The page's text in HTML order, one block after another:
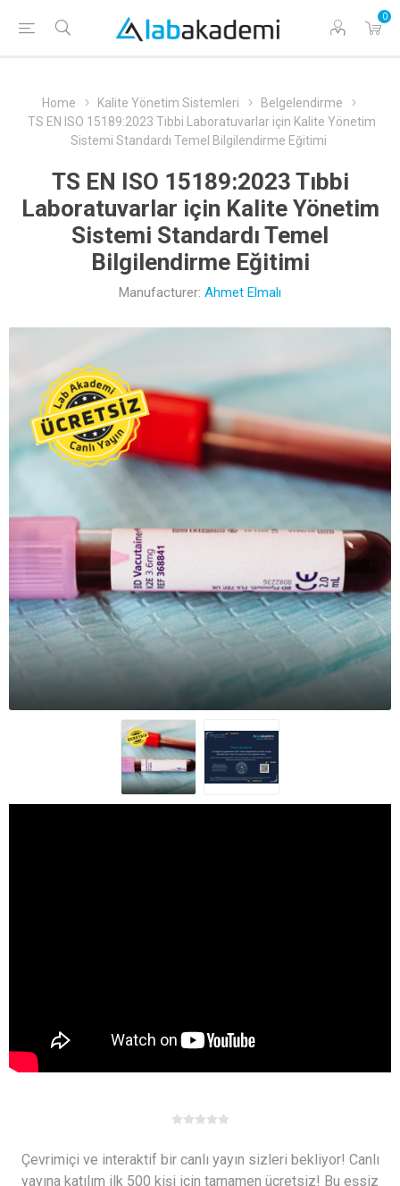
0
Home Kalite Yönetim Sistemleri
Belgelendirme
TS EN ISO 15189:2023 Tıbbi Laboratuvarlar için Kalite Yönetim
Sistemi Standardı Temel Bilgilendirme Eğitimi
TS EN ISO 15189:2023 Tıbbi
Laboratuvarlar için Kalite Yönetim
Sistemi Standardı Temel
Bilgilendirme Eğitimi
Manufacturer: Ahmet Elmalı
Çevrimiçi ve interaktif bir canlı yayın sizleri bekliyor! Canlı
yayına katılım ilk 500 kişi için tamamen ücretsiz! Bu eşsiz